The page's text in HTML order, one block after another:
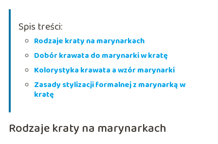
Spis treści:
Rodzaje kraty na marynarkach
Dobór krawata do marynarki w kratę
Kolorystyka krawata a wzór marynarki
Zasady stylizacji formalnej z marynarką w
kratę
Rodzaje kraty na marynarkach